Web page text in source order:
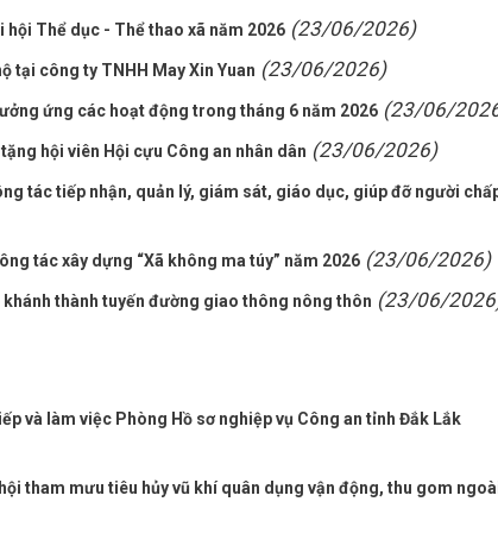
Thể dục - Thể thao xã năm 2026 (23/06/2026)
tại công ty TNHH May Xin Yuan (23/06/2026)
ứng các hoạt động trong tháng 6 năm 2026 (23/06/
hội viên Hội cựu Công an nhân dân (23/06/2026)
tác tiếp nhận, quản lý, giám sát, giáo dục, giúp đỡ người
tác xây dựng “Xã không ma túy” năm 2026 (23/06/2026)
thành tuyến đường giao thông nông thôn (23/06/
và làm việc Phòng Hồ sơ nghiệp vụ Công an tỉnh Đắk Lắk
tham mưu tiêu hủy vũ khí quân dụng vận động, thu gom